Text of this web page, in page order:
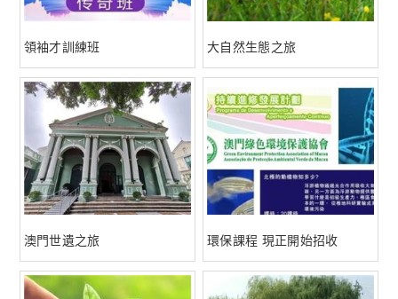
領袖才訓練班 大自然生態之旅
澳門世遺之旅 環保課程 現正開始招收